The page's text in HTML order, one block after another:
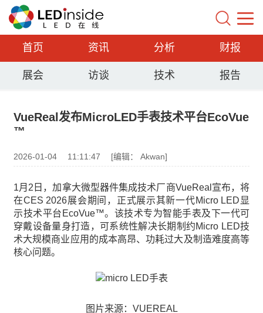
首页 资讯 分析 财报
展会 访谈 技术 报告
VueReal发布MicroLED手表技术平台EcoVue
™
2026-01-04 11:11:47 [编辑： Akwan]
1月2日，加拿大微型器件集成技术厂商VueReal宣布，将
在CES 2026展会期间，正式展示其新一代Micro LED显
示技术平台EcoVue™。该技术专为智能手表及下一代可
穿戴设备量身打造，可系统性解决长期制约Micro LED技
术大规模商业应用的成本高昂、功耗过大及制造难度高等
核心问题。
图片来源：VUEREAL